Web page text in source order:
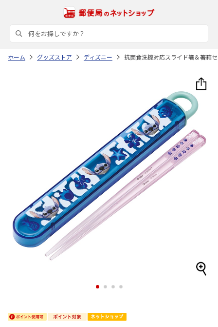
ホーム グッズストア ディズニー 抗菌食洗機対応スライド箸＆箸箱
1 2 3 4